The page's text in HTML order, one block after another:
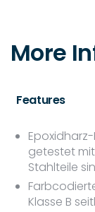
More
Features
getestet
Stahlteile
Klasse B